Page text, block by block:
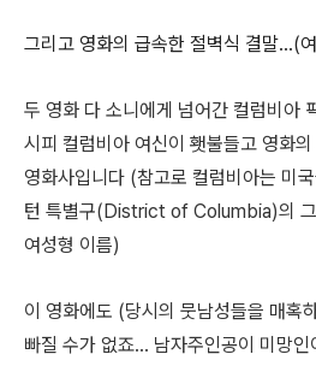
그리고 영화의 급속한 절벽식 결말...(
두 영화 다 소니에게 넘어간 컬럼비아
시피 컬럼비아 여신이 횃불들고 영화
영화사입니다 (참고로 컬럼비아는 미
턴 특별구(District of Columbia)의 그
여성형 이름)
이 영화에도 (당시의 뭇남성들을 매혹
빠질 수가 없죠... 남자주인공이 미망